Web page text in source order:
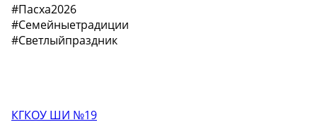
#Пасха2026
#Семейныетрадиции
#Светлыйпраздник
КГКОУ ШИ №19